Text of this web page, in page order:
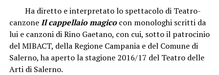
Ha diretto e interpretato lo spettacolo di Teatro-
canzoneIl cappellaio magicocon monologhi scritti da
lui e canzoni di Rino Gaetano, con cui, sotto il patrocinio
del MIBACT, della Regione Campania e del Comune di
Salerno, ha aperto la stagione 2016/17 del Teatro delle
Arti di Salerno.